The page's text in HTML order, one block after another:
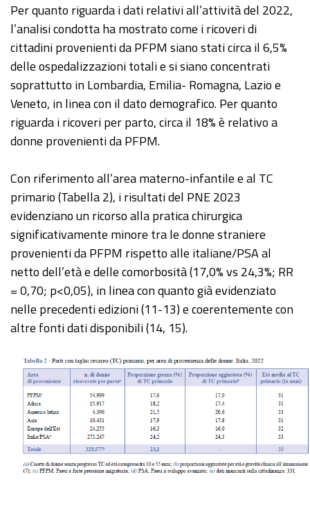
Per quanto riguarda i dati relativi all’attività del 2022,
l’analisi condotta ha mostrato come i ricoveri di
cittadini provenienti da PFPM siano stati circa il 6,5%
delle ospedalizzazioni totali e si siano concentrati
soprattutto in Lombardia, Emilia- Romagna, Lazio e
Veneto, in linea con il dato demografico. Per quanto
riguarda i ricoveri per parto, circa il 18% è relativo a
donne provenienti da PFPM.
Con riferimento all’area materno-infantile e al TC
primario (Tabella 2), i risultati del PNE 2023
evidenziano un ricorso alla pratica chirurgica
significativamente minore tra le donne straniere
provenienti da PFPM rispetto alle italiane/PSA al
netto dell’età e delle comorbosità (17,0% vs 24,3%; RR
= 0,70; p<0,05), in linea con quanto già evidenziato
nelle precedenti edizioni (11-13) e coerentemente con
altre fonti dati disponibili (14, 15).